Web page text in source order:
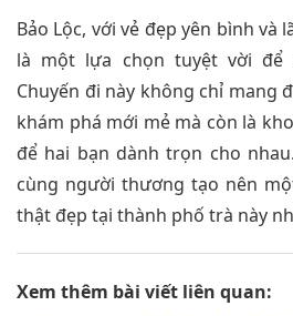
Bảo Lộc, với vẻ đẹp yên bình và
là một lựa chọn tuyệt vời để
Chuyến đi này không chỉ mang
khám phá mới mẻ mà còn là
để hai bạn dành trọn cho
cùng người thương tạo nên
thật đẹp tại thành phố trà này
Xem thêm bài viết liên quan: